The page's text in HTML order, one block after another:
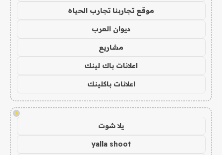
موقع تجاربنا تجارب الحياه
ديوان العرب
مشاريع
اعلانات باك لينك
اعلانات باكلينك
!
يلا شوت
yalla shoot